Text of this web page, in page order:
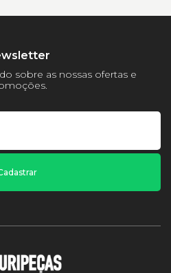
sobre as nossas ofertas e